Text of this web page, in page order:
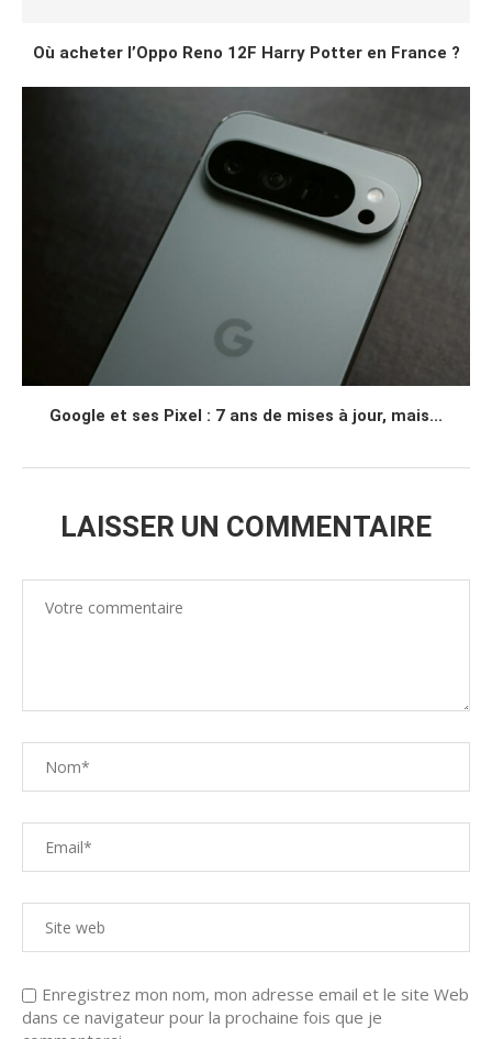
Où acheter l’Oppo Reno 12F Harry Potter en France ?
Google et ses Pixel : 7 ans de mises à jour, mais...
LAISSER UN COMMENTAIRE
Enregistrez mon nom, mon adresse email et le site Web
dans ce navigateur pour la prochaine fois que je